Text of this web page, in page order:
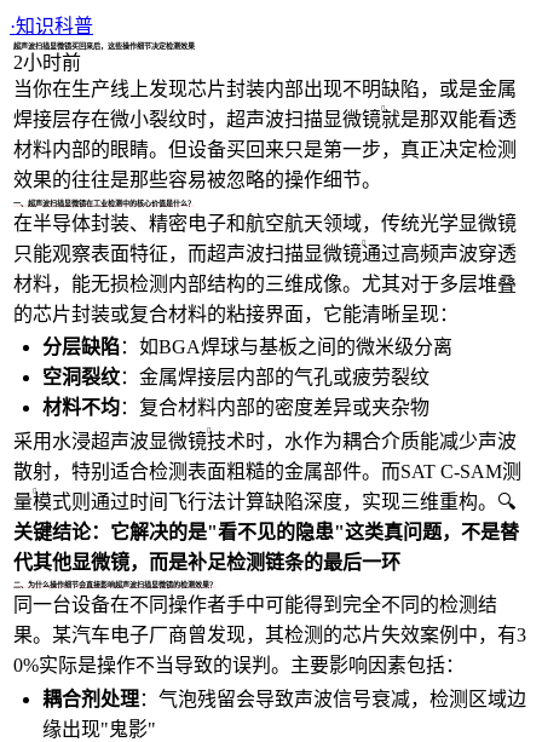
·知识科普
超声波扫描显微镜买回来后，这些操作细节决定检测效果
2小时前
当你在生产线上发现芯片封装内部出现不明缺陷，或是金属
焊接层存在微小裂纹时， 超声波扫描显微镜就是那双能看透
材料内部的眼睛。但设备买回来只是第一步，真正决定检测
效果的往往是那些容易被忽略的操作细节。
一、超声波扫描显微镜在工业检测中的核心价值是什么？
在半导体封装、精密电子和航空航天领域，传统光学显微镜
只能观察表面特征，而超声波扫描显微镜通过高频声波穿透
材料，能无损检测内部结构的三维成像。尤其对于多层堆叠
的芯片封装或复合材料的粘接界面，它能清晰呈现：
分层缺陷：如BGA焊球与基板之间的微米级分离
空洞裂纹：金属焊接层内部的气孔或疲劳裂纹
材料不均：复合材料内部的密度差异或夹杂物
采用 水浸超声波显微镜技术时，水作为耦合介质能减少声波
散射，特别适合检测表面粗糙的金属部件。而SAT C-SAM测
量模式则通过时间飞行法计算缺陷深度，实现三维重构。🔍
关键结论：它解决的是"看不见的隐患"这类真问题，不是替
代其他显微镜，而是补足检测链条的最后一环
二、为什么操作细节会直接影响超声波扫描显微镜的检测效果？
同一台设备在不同操作者手中可能得到完全不同的检测结
果。某汽车电子厂商曾发现，其检测的芯片失效案例中，有3
0%实际是操作不当导致的误判。主要影响因素包括：
耦合剂处理：气泡残留会导致声波信号衰减，检测区域边
缘出现"鬼影"